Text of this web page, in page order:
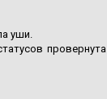
уши.
провернута